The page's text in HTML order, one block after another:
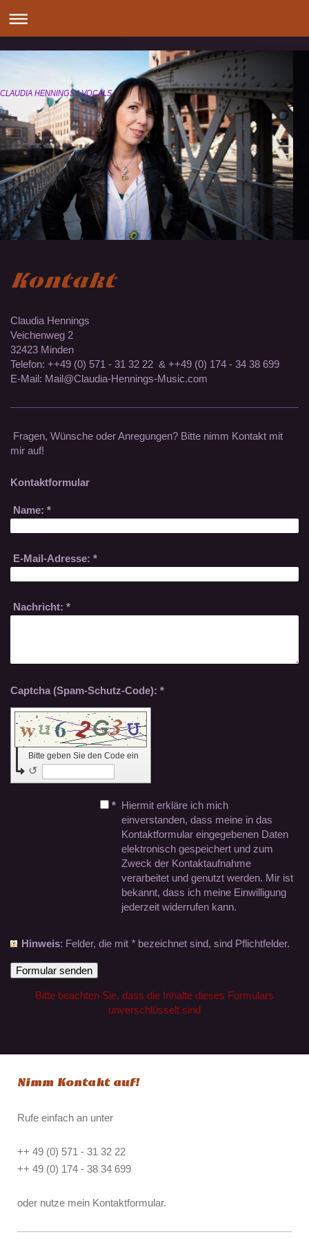
CLAUDIA HENNINGS * VOCALS
Kontakt
Claudia Hennings
Veichenweg 2
32423 Minden
Telefon: ++49 (0) 571 - 31 32 22 & ++49 (0) 174 - 34 38 699
E-Mail: Mail@Claudia-Hennings-Music.com
Fragen, Wünsche oder Anregungen? Bitte nimm Kontakt mit
mir auf!
Kontaktformular
Name: *
E-Mail-Adresse: *
Nachricht: *
Captcha (Spam-Schutz-Code): *
Bitte geben Sie den Code ein
↺
* Hiermit erkläre ich mich
einverstanden, dass meine in das
Kontaktformular eingegebenen Daten
elektronisch gespeichert und zum
Zweck der Kontaktaufnahme
verarbeitet und genutzt werden. Mir ist
bekannt, dass ich meine Einwilligung
jederzeit widerrufen kann.
Hinweis : Felder, die mit * bezeichnet sind, sind Pflichtfelder.
Bitte beachten Sie, dass die Inhalte dieses Formulars
unverschlüsselt sind
Nimm Kontakt auf!
Rufe einfach an unter
++ 49 (0) 571 - 31 32 22
++ 49 (0) 174 - 38 34 699
oder nutze mein Kontaktformular.